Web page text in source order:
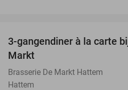
3-gangendiner à la carte
Markt
Brasserie De Markt Hattem
Hattem